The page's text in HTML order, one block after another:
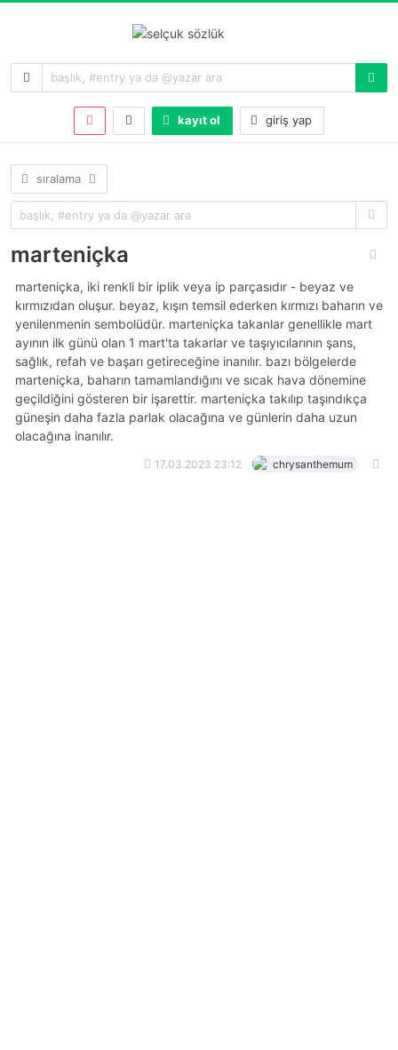
kayıt ol giriş yap
sıralama
marteniçka
marteniçka, iki renkli bir iplik veya ip parçasıdır - beyaz ve
kırmızıdan oluşur. beyaz, kışın temsil ederken kırmızı baharın ve
yenilenmenin sembolüdür. marteniçka takanlar genellikle mart
ayının ilk günü olan 1 mart'ta takarlar ve taşıyıcılarının şans,
sağlık, refah ve başarı getireceğine inanılır. bazı bölgelerde
marteniçka, baharın tamamlandığını ve sıcak hava dönemine
geçildiğini gösteren bir işarettir. marteniçka takılıp taşındıkça
güneşin daha fazla parlak olacağına ve günlerin daha uzun
olacağına inanılır.
17.03.2023 23:12 chrysanthemum